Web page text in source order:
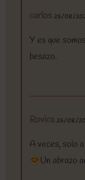
carlos 25/08/
Y es que
besazo.
Rovica 25/08/
A veces, solo
Un abrazo